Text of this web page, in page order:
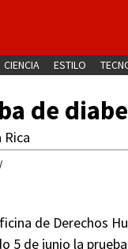
CIENCIA ESTILO
de
Rica
/
de Derechos
5 de junio la